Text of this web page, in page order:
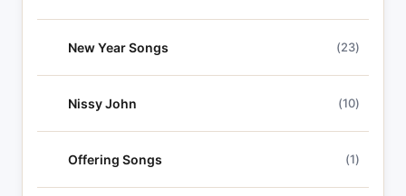
New Year Songs (23)
Nissy John (10)
Offering Songs (1)